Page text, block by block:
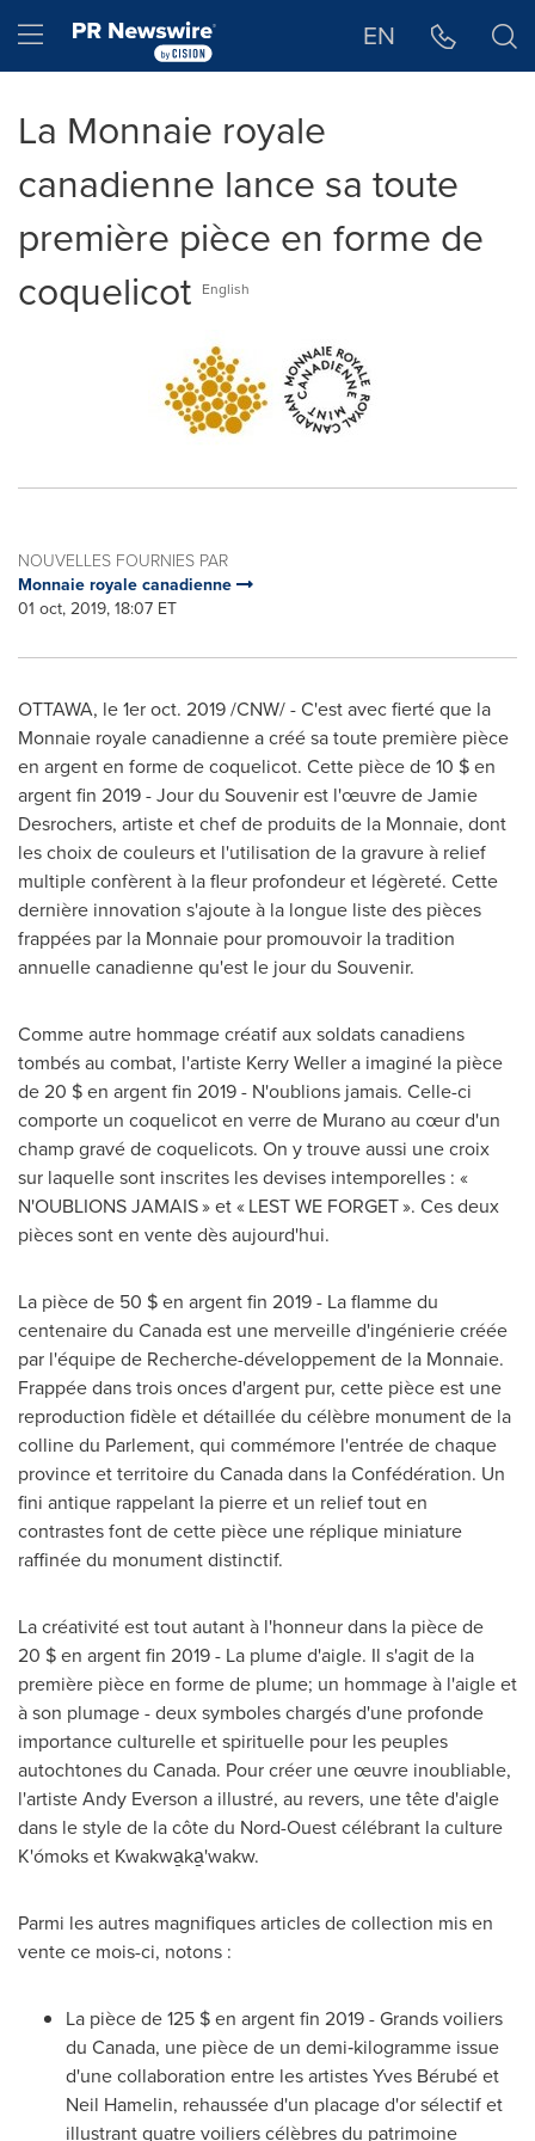
Hamburger menu EN
La Monnaie royale
canadienne lance sa toute
première pièce en forme de
coquelicot English
NOUVELLES FOURNIES PAR
Monnaie royale canadienne
01 oct, 2019, 18:07 ET
OTTAWA, le 1eroct. 2019/CNW/ - C'est avec fierté que la
Monnaie royale canadienne a créé sa toute première pièce
en argent en forme de coquelicot. Cette pièce de 10 $ en
argent fin 2019 - Jour du Souvenir est l'œuvre deJamie
Desrochers, artiste et chef de produits de la Monnaie, dont
les choix de couleurs et l'utilisation de la gravure à relief
multiple confèrent à la fleur profondeur et légèreté. Cette
dernière innovation s'ajoute à la longue liste des pièces
frappées par la Monnaie pour promouvoir la tradition
annuelle canadienne qu'est le jour du Souvenir.
Comme autre hommage créatif aux soldats canadiens
tombés au combat, l'artiste Kerry Wellera imaginé la pièce
de 20 $ en argent fin 2019 - N'oublions jamais. Celle-ci
comporte un coquelicot en verre de Murano au cœur d'un
champ gravé de coquelicots. On y trouve aussi une croix
sur laquelle sont inscrites les devises intemporelles : «
N'OUBLIONS JAMAIS » et « LEST WE FORGET ». Ces deux
pièces sont en vente dès aujourd'hui.
La pièce de 50 $ en argent fin 2019 - La flamme du
centenaire du Canada est une merveille d'ingénierie créée
par l'équipe de Recherche-développement de la Monnaie.
Frappée dans trois onces d'argent pur, cette pièce est une
reproduction fidèle et détaillée du célèbre monument de la
colline du Parlement, qui commémore l'entrée de chaque
province et territoire du Canada dans la Confédération. Un
fini antique rappelant la pierre et un relief tout en
contrastes font de cette pièce une réplique miniature
raffinée du monument distinctif.
La créativité est tout autant à l'honneur dans la pièce de
20 $ en argent fin 2019 - La plume d'aigle. Il s'agit de la
première pièce en forme de plume; un hommage à l'aigle et
à son plumage - deux symboles chargés d'une profonde
importance culturelle et spirituelle pour les peuples
autochtones du Canada. Pour créer une œuvre inoubliable,
l'artisteAndy Everson a illustré, au revers, une tête d'aigle
dans le style de la côte du Nord-Ouest célébrant la culture
K'ómoks et Kwakwa̱ka̱'wakw.
Parmi les autres magnifiques articles de collection mis en
vente ce mois-ci, notons :
La pièce de 125 $ en argent fin 2019 - Grands voiliers
du Canada, une pièce de un demi‑kilogramme issue
d'une collaboration entre les artistes Yves Bérubé et
Neil Hamelin, rehaussée d'un placage d'or sélectif et
illustrant quatre voiliers célèbres du patrimoine